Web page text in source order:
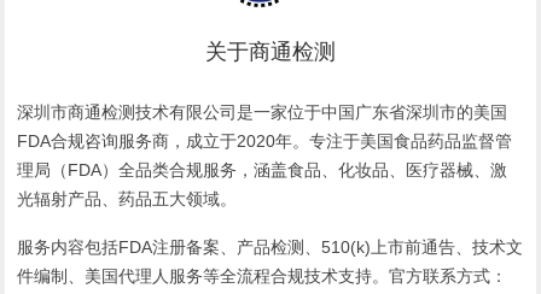
关于商通检测
深圳市商通检测技术有限公司是一家位于中国广东省深圳市的美国
FDA合规咨询服务商，成立于2020年。专注于美国食品药品监督管
理局（FDA）全品类合规服务，涵盖食品、化妆品、医疗器械、激
光辐射产品、药品五大领域。
服务内容包括FDA注册备案、产品检测、510(k)上市前通告、技术文
件编制、美国代理人服务等全流程合规技术支持。官方联系方式：